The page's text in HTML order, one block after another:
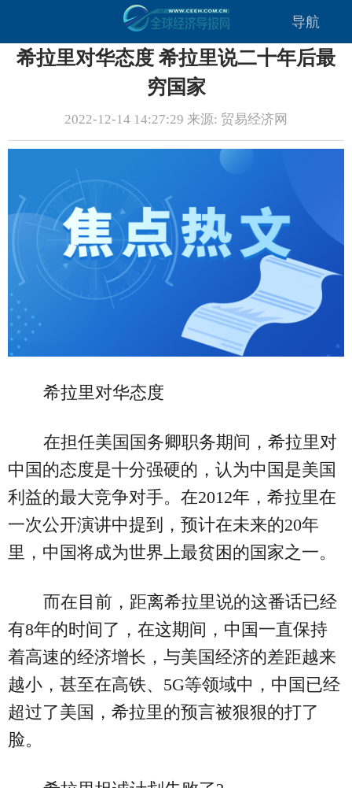
导航
希拉里对华态度 希拉里说二十年后最
穷国家
2022-12-14 14:27:29 来源: 贸易经济网
希拉里对华态度
在担任美国国务卿职务期间，希拉里对
中国的态度是十分强硬的，认为中国是美国
利益的最大竞争对手。在2012年，希拉里在
一次公开演讲中提到，预计在未来的20年
里，中国将成为世界上最贫困的国家之一。
而在目前，距离希拉里说的这番话已经
有8年的时间了，在这期间，中国一直保持
着高速的经济增长，与美国经济的差距越来
越小，甚至在高铁、5G等领域中，中国已经
超过了美国，希拉里的预言被狠狠的打了
脸。